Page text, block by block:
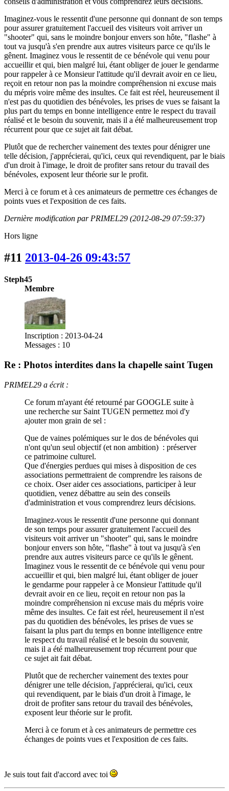
Imaginez-vous le ressentit d'une personne qui donnant de son temps
pour assurer gratuitement l'accueil des visiteurs voit arriver un
"shooter" qui, sans le moindre bonjour envers son hôte, "flashe" à
tout va jusqu'à s'en prendre aux autres visiteurs parce ce qu'ils le
gênent. Imaginez vous le ressentit de ce bénévole qui venu pour
accueillir et qui, bien malgré lui, étant obliger de jouer le gendarme
pour rappeler à ce Monsieur l'attitude qu'il devrait avoir en ce lieu,
reçoit en retour non pas la moindre compréhension ni excuse mais
du mépris voire même des insultes. Ce fait est réel, heureusement il
n'est pas du quotidien des bénévoles, les prises de vues se faisant la
plus part du temps en bonne intelligence entre le respect du travail
réalisé et le besoin du souvenir, mais il a été malheureusement trop
récurrent pour que ce sujet ait fait débat.
Plutôt que de rechercher vainement des textes pour dénigrer une
telle décision, j'apprécierai, qu'ici, ceux qui revendiquent, par le biais
d'un droit à l'image, le droit de profiter sans retour du travail des
bénévoles, exposent leur théorie sur le profit.
Merci à ce forum et à ces animateurs de permettre ces échanges de
points vues et l'exposition de ces faits.
Dernière modification par PRIMEL29 (2012-08-29 07:59:37)
Hors ligne
#11 2013-04-26 09:43:57
Steph45
Membre
Inscription : 2013-04-24
Messages : 10
Re : Photos interdites dans la chapelle saint Tugen
PRIMEL29 a écrit :
Ce forum m'ayant été retourné par GOOGLE suite à
une recherche sur Saint TUGEN permettez moi d'y
ajouter mon grain de sel :
Que de vaines polémiques sur le dos de bénévoles qui
n'ont qu'un seul objectif (et non ambition) : préserver
ce patrimoine culturel.
Que d'énergies perdues qui mises à disposition de ces
associations permettraient de comprendre les raisons de
ce choix. Oser aider ces associations, participer à leur
quotidien, venez débattre au sein des conseils
d'administration et vous comprendrez leurs décisions.
Imaginez-vous le ressentit d'une personne qui donnant
de son temps pour assurer gratuitement l'accueil des
visiteurs voit arriver un "shooter" qui, sans le moindre
bonjour envers son hôte, "flashe" à tout va jusqu'à s'en
prendre aux autres visiteurs parce ce qu'ils le gênent.
Imaginez vous le ressentit de ce bénévole qui venu pour
accueillir et qui, bien malgré lui, étant obliger de jouer
le gendarme pour rappeler à ce Monsieur l'attitude qu'il
devrait avoir en ce lieu, reçoit en retour non pas la
moindre compréhension ni excuse mais du mépris voire
même des insultes. Ce fait est réel, heureusement il n'est
pas du quotidien des bénévoles, les prises de vues se
faisant la plus part du temps en bonne intelligence entre
le respect du travail réalisé et le besoin du souvenir,
mais il a été malheureusement trop récurrent pour que
ce sujet ait fait débat.
Plutôt que de rechercher vainement des textes pour
dénigrer une telle décision, j'apprécierai, qu'ici, ceux
qui revendiquent, par le biais d'un droit à l'image, le
droit de profiter sans retour du travail des bénévoles,
exposent leur théorie sur le profit.
Merci à ce forum et à ces animateurs de permettre ces
échanges de points vues et l'exposition de ces faits.
Je suis tout fait d'accord avec toi